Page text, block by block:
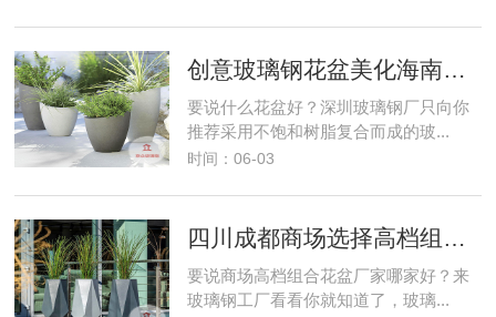
创意玻璃钢花盆美化海南三亚花卉产业园
要说什么花盆好？深圳玻璃钢厂只向你
推荐采用不饱和树脂复合而成的玻...
时间：06-03
四川成都商场选择高档组合玻璃钢花盆厂家
要说商场高档组合花盆厂家哪家好？来
玻璃钢工厂看看你就知道了，玻璃...